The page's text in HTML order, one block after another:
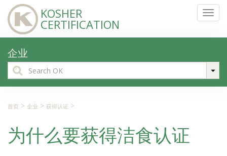
KOSHER
CERTIFICATION
企业
Search
for:
首页 > 企业 > 获得认证 >
为什么要获得洁食认证